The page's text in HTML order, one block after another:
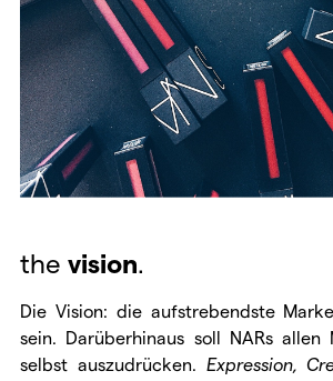
the vision.
Die Vision: die aufstrebendste
sein. Darüberhinaus soll NARs
selbst auszudrücken. Expression,